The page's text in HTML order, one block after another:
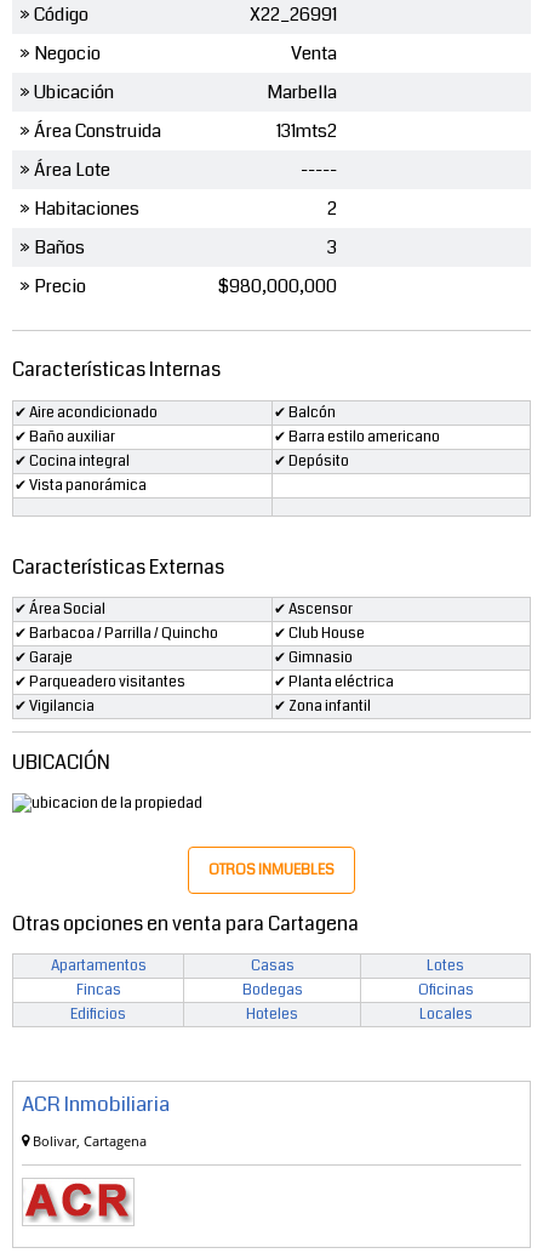
» Código
X22_26991
» Negocio
Venta
» Ubicación
Marbella
» Área Construida
131mts2
» Área Lote
-----
» Habitaciones
2
» Baños
3
» Precio
$980,000,000
Características Internas
✔ Aire acondicionado
✔ Balcón
✔ Baño auxiliar
✔ Barra estilo americano
✔ Cocina integral
✔ Depósito
✔ Vista panorámica
Características Externas
✔ Área Social
✔ Ascensor
✔ Barbacoa / Parrilla / Quincho
✔ Club House
✔ Garaje
✔ Gimnasio
✔ Parqueadero visitantes
✔ Planta eléctrica
✔ Vigilancia
✔ Zona infantil
UBICACIÓN
OTROS INMUEBLES
Otras opciones en venta para Cartagena
Apartamentos Casas
Lotes
Fincas
Bodegas
Oficinas
Edificios
Hoteles Locales
ACR Inmobiliaria
Bolivar, Cartagena